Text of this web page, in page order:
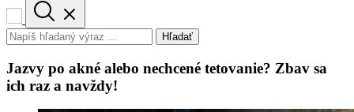
Hľadať
Jazvy po akné alebo nechcené tetovanie? Zbav sa
ich raz a navždy!